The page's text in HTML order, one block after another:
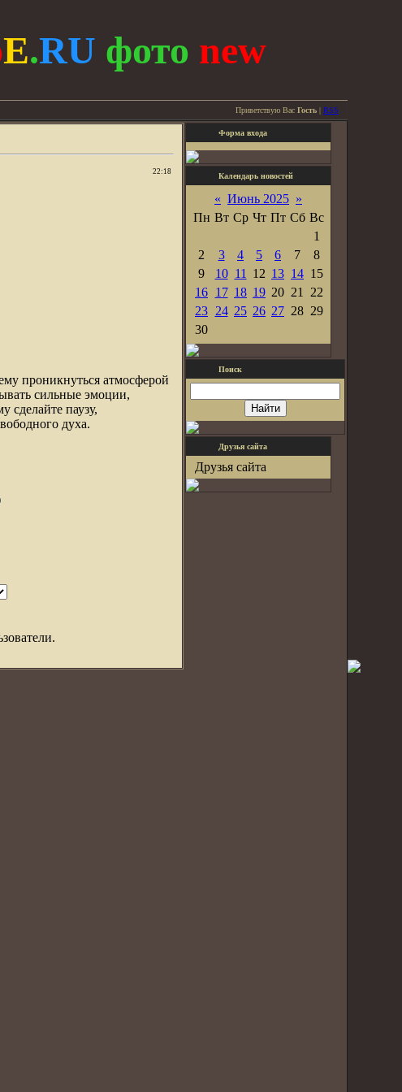
E.RU фото new
Приветствую Вас Гость | RSS
22:18
проникнуться атмосферой
сильные эмоции,
сделайте паузу,
духа.
Форма входа
Календарь новостей
« Июнь 2025 »
Пн Вт Ср Чт Пт Сб Вс
1
2
3 4 5 6 7
8
9
10 11 12 13 14 15
16 17 18 19 20 21
22
23 24 25 26 27 28 29
30
Поиск
Друзья сайта
Друзья сайта